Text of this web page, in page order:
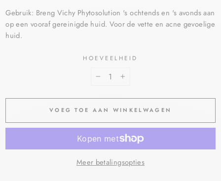
Gebruik: Breng Vichy Phytosolution 's ochtends en 's avonds aan
op een vooraf gereinigde huid. Voor de vette en acne gevoelige
huid.
HOEVEELHEID
+
VOEG TOE AAN WINKELWAGEN
Meer betalingsopties